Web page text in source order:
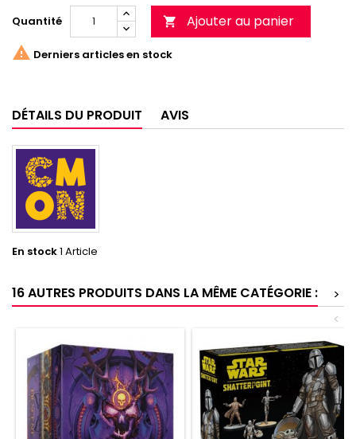
Quantité  Ajouter au panier
 Derniers articles en stock
DÉTAILS DU PRODUIT AVIS
En stock1 Article
16 AUTRES PRODUITS DANS LA MÊME CATÉGORIE :
>
<